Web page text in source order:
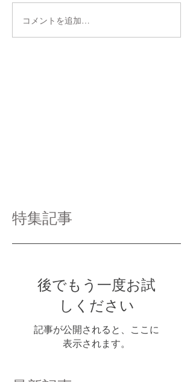
コメントを追加…
特集記事
後でもう一度お試
しください
記事が公開されると、ここに
表示されます。